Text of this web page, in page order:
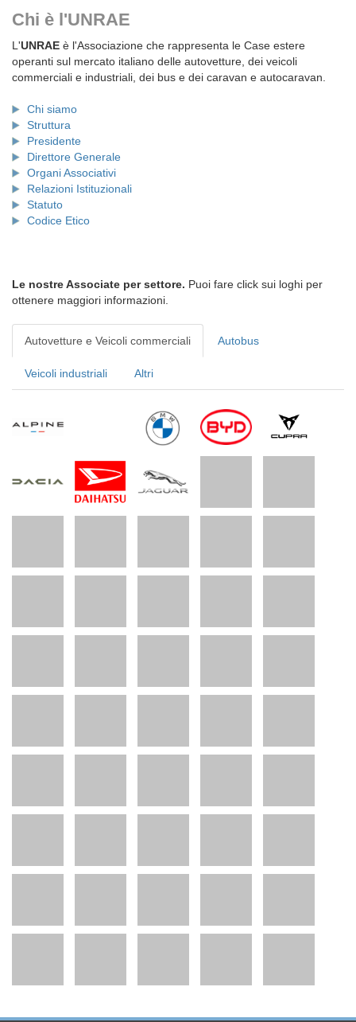
Chi è l'UNRAE
L'UNRAE è l'Associazione che rappresenta le Case estere
operanti sul mercato italiano delle autovetture, dei veicoli
commerciali e industriali, dei bus e dei caravan e autocaravan.
Chi siamo
Struttura
Presidente
Direttore Generale
Organi Associativi
Relazioni Istituzionali
Statuto
Codice Etico
Le nostre Associate per settore. Puoi fare click sui loghi per
ottenere maggiori informazioni.
Autovetture e Veicoli commerciali Autobus
Veicoli industriali Altri